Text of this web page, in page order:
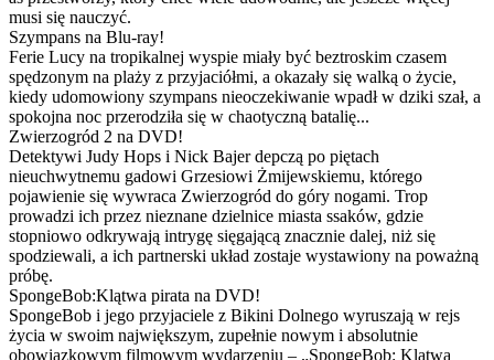
musi się nauczyć.
Szympans na Blu-ray!
Ferie Lucy na tropikalnej wyspie miały być beztroskim czasem
spędzonym na plaży z przyjaciółmi, a okazały się walką o życie,
kiedy udomowiony szympans nieoczekiwanie wpadł w dziki szał, a
spokojna noc przerodziła się w chaotyczną batalię...
Zwierzogród 2 na DVD!
Detektywi Judy Hops i Nick Bajer depczą po piętach
nieuchwytnemu gadowi Grzesiowi Żmijewskiemu, którego
pojawienie się wywraca Zwierzogród do góry nogami. Trop
prowadzi ich przez nieznane dzielnice miasta ssaków, gdzie
stopniowo odkrywają intrygę sięgającą znacznie dalej, niż się
spodziewali, a ich partnerski układ zostaje wystawiony na poważną
próbę.
SpongeBob:Klątwa pirata na DVD!
SpongeBob i jego przyjaciele z Bikini Dolnego wyruszają w rejs
życia w swoim największym, zupełnie nowym i absolutnie
obowiązkowym filmowym wydarzeniu – „SpongeBob: Klątwa